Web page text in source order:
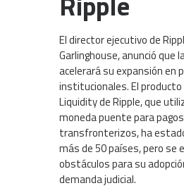
El director ejecutivo de
Garlinghouse, anunció que
acelerará su expansión en
institucionales. El
Liquidity de Ripple, que
moneda puente para pagos
transfronterizos, ha
más de 50 países, pero se
obstáculos para su
demanda judicial.